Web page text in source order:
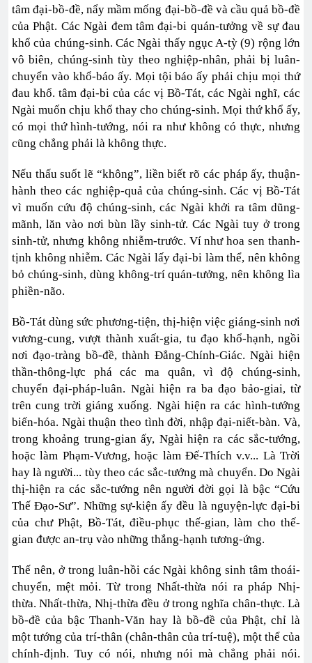
tâm đại-bồ-đề, nẩy mầm mống đại-bồ-đề và cầu quả bồ-đề
của Phật. Các Ngài đem tâm đại-bi quán-tưởng về sự đau
khổ của chúng-sinh. Các Ngài thấy ngục A-tỳ (9) rộng lớn
vô biên, chúng-sinh tùy theo nghiệp-nhân, phải bị luân-
chuyển vào khổ-báo ấy. Mọi tội báo ấy phải chịu mọi thứ
đau khổ. tâm đại-bi của các vị Bồ-Tát, các Ngài nghĩ, các
Ngài muốn chịu khổ thay cho chúng-sinh. Mọi thứ khổ ấy,
có mọi thứ hình-tướng, nói ra như không có thực, nhưng
cũng chẳng phải là không thực.
Nếu thấu suốt lẽ “không”, liền biết rõ các pháp ấy, thuận-
hành theo các nghiệp-quả của chúng-sinh. Các vị Bồ-Tát
vì muốn cứu độ chúng-sinh, các Ngài khởi ra tâm dũng-
mãnh, lăn vào nơi bùn lầy sinh-tử. Các Ngài tuy ở trong
sinh-tử, nhưng không nhiễm-trước. Ví như hoa sen thanh-
tịnh không nhiễm. Các Ngài lấy đại-bi làm thể, nên không
bỏ chúng-sinh, dùng không-trí quán-tưởng, nên không lìa
phiền-não.
Bồ-Tát dùng sức phương-tiện, thị-hiện việc giáng-sinh nơi
vương-cung, vượt thành xuất-gia, tu đạo khổ-hạnh, ngồi
nơi đạo-tràng bồ-đề, thành Đẳng-Chính-Giác. Ngài hiện
thần-thông-lực phá các ma quân, vì độ chúng-sinh,
chuyển đại-pháp-luân. Ngài hiện ra ba đạo bảo-giai, từ
trên cung trời giáng xuống. Ngài hiện ra các hình-tướng
biến-hóa. Ngài thuận theo tình đời, nhập đại-niết-bàn. Và,
trong khoảng trung-gian ấy, Ngài hiện ra các sắc-tướng,
hoặc làm Phạm-Vương, hoặc làm Đế-Thích v.v... Là Trời
hay là người... tùy theo các sắc-tướng mà chuyển. Do Ngài
thị-hiện ra các sắc-tướng nên người đời gọi là bậc “Cứu
Thế Đạo-Sư”. Những sự-kiện ấy đều là nguyện-lực đại-bi
của chư Phật, Bồ-Tát, điều-phục thế-gian, làm cho thế-
gian được an-trụ vào những thắng-hạnh tương-ứng.
Thế nên, ở trong luân-hồi các Ngài không sinh tâm thoái-
chuyển, mệt mỏi. Từ trong Nhất-thừa nói ra pháp Nhị-
thừa. Nhất-thừa, Nhị-thừa đều ở trong nghĩa chân-thực. Là
bồ-đề của bậc Thanh-Văn hay là bồ-đề của Phật, chỉ là
một tướng của trí-thân (chân-thân của trí-tuệ), một thể của
chính-định. Tuy có nói, nhưng nói mà chẳng phải nói.